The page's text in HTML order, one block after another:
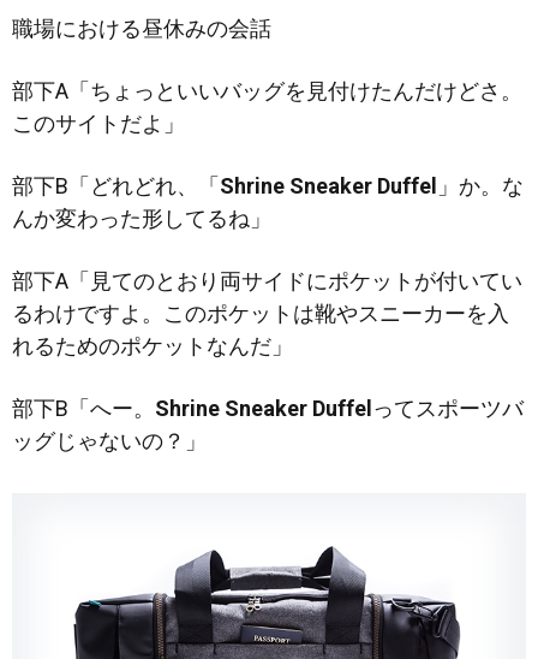
職場における昼休みの会話
部下A「ちょっといいバッグを見付けたんだけどさ。
このサイトだよ」
部下B「どれどれ、「Shrine Sneaker Duffel 」か。な
んか変わった形 してるね」
部下A「見てのとおり両サイドにポケットが付いてい
るわけですよ。このポケットは靴やスニーカーを入
れるためのポケットなんだ」
部下B「へー。 Shrine Sneaker Duffelってスポーツバ
ッグじゃないの？」